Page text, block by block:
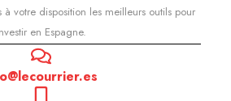
à votre disposition les meilleurs outils pour
en Espagne.